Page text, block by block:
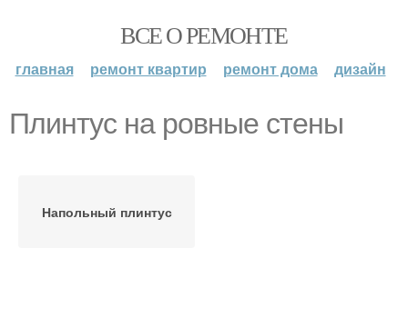
ВСЕ О РЕМОНТЕ
главная ремонт квартир ремонт дома дизайн
Плинтус на ровные стены
Напольный плинтус